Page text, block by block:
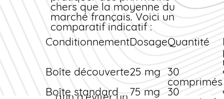
progressivement. Un
traitement de
plusieurs mois est
souvent nécessaire
pour stabiliser l'état
toujours être
progressif, sous
surveillance médicale,
chersque la moyenne du
marché français. Voici un
comparatif indicatif :
ConditionnementDosageQuantité
Boîte découverte25 mg 30
comprimés
Boîte standard
75 mg 30